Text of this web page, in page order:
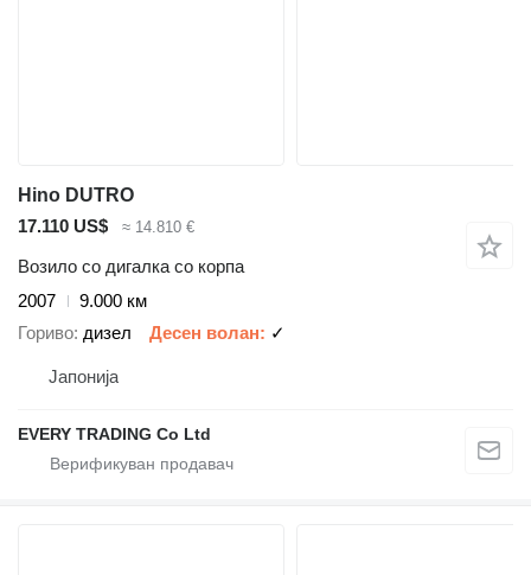
Hino DUTRO
17.110 US$
≈ 14.810 €
Возило со дигалка со корпа
2007
9.000 км
Гориво дизел Десен волан ✓
Јапонија
EVERY TRADING Co Ltd